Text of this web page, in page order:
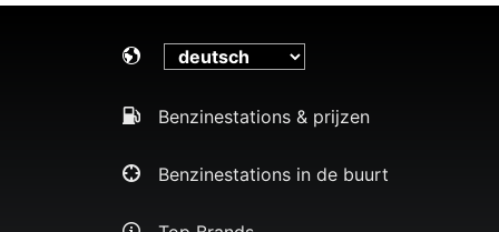
Benzinestations & prijzen
Benzinestations in de buurt